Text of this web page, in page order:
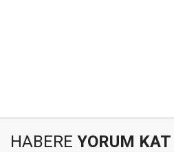
HABERE YORUM KAT